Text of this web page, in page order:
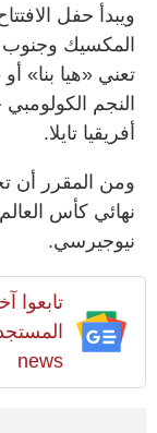
المكسيك وجنوب
‌تعني «هيا بنا»
النجم
⁠أفريقيا ‌تايلا.
ومن المقرر أن
نهائي كأس
نيوجيرسي.
تابعوا
news